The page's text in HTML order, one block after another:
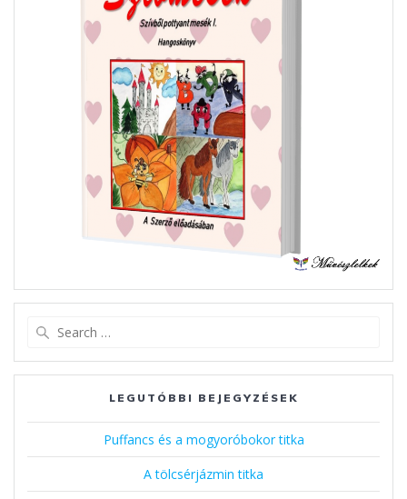
LEGUTÓBBI BEJEGYZÉSEK
Puffancs és a mogyoróbokor titka
A tölcsérjázmin titka